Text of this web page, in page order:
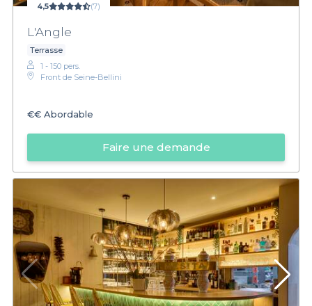
4,5 (7)
L'Angle
Terrasse
1 - 150 pers.
Front de Seine-Bellini
€€ Abordable
Faire une demande